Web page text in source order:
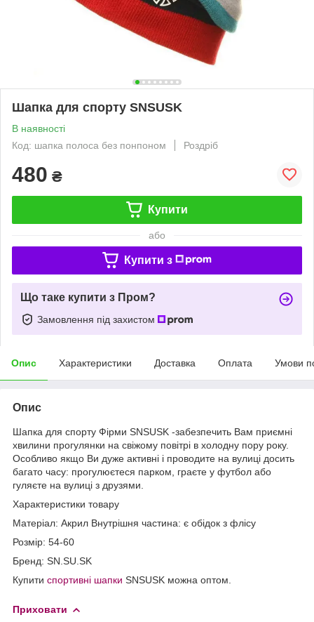
Шапка для спорту SNSUSK
В наявності
Код: шапка полоса без понпоном
Роздріб
480 ₴
Купити
або
Купити з
Що таке купити з Пром?
Замовлення під захистом
Опис Характеристики Доставка Оплата Умови
Опис
Шапка для спорту Фірми SNSUSK -забезпечить Вам приємні
хвилини прогулянки на свіжому повітрі в холодну пору року.
Особливо якщо Ви дуже активні і проводите на вулиці досить
багато часу: прогулюєтеся парком, граєте у футбол або
гуляєте на вулиці з друзями.
Характеристики товару
Матеріал: Акрил Внутрішня частина: є обідок з флісу
Розмір: 54-60
Бренд: SN.SU.SK
Купити спортивні шапки SNSUSK можна оптом.
Приховати